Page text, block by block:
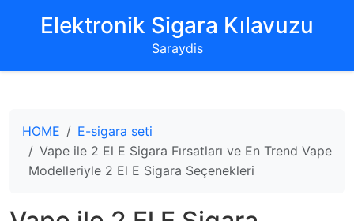
‌Elektronik Sigara Kılavuzu‌
Saraydis
HOME
E-sigara seti
Vape ile 2 El E Sigara Fırsatları ve En Trend Vape
Modelleriyle 2 El E Sigara Seçenekleri